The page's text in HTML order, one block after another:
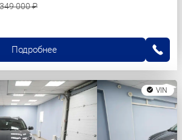
000 ₽
Подробнее
VIN